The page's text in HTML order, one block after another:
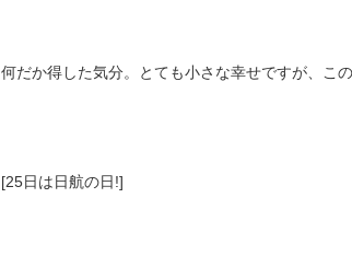
何だか得した気分。とても小さな幸せですが、こ
[25日は日航の日!]